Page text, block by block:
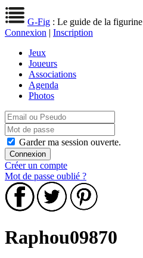
G-Fig : Le guide de la figurine
Connexion | Inscription
Jeux
Joueurs
Associations
Agenda
Photos
Garder ma session ouverte.
Créer un compte
Mot de passe oublié ?
Raphou09870